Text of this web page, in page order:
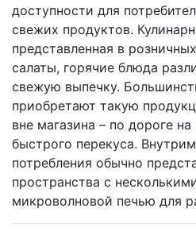
доступности для
свежих продуктов.
представленная в
салаты, горячие блюда
свежую выпечку.
приобретают такую
вне магазина – по дороге
быстрого перекуса.
потребления обычно
пространства с
микроволновой печью для